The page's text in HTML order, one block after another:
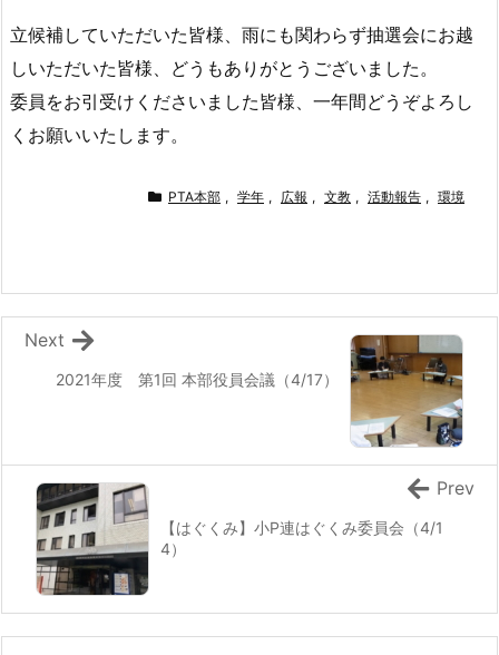
立候補していただいた皆様、雨にも関わらず抽選会にお越
しいただいた皆様、どうもありがとうございました。
委員をお引受けくださいました皆様、一年間どうぞよろし
くお願いいたします。
PTA本部 , 学年 , 広報 , 文教 , 活動報告 , 環境
2021年度 第1回 本部役員会議（4/17）
Next
【はぐくみ】小P連はぐくみ委員会（4/1
4）
Prev